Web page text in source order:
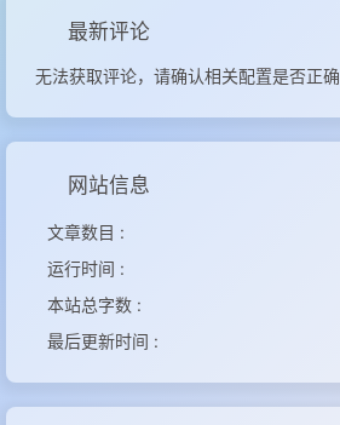
最新评论
无法获取评论，请确认相关配置是否正确
网站信息
文章数目 :
运行时间 :
本站总字数 :
最后更新时间 :